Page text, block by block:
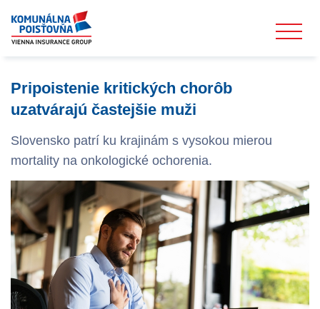
Pripoistenie kritických chorôb
uzatvárajú častejšie muži
Slovensko patrí ku krajinám s vysokou mierou
mortality na onkologické ochorenia.